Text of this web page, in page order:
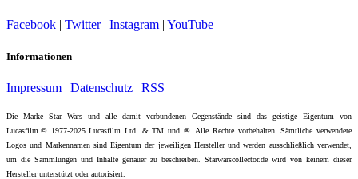
Facebook Twitter| Instagram YouTube
Informationen
Impressum | Datenschutz | RSS
Die Marke Star Wars und alle damit verbundenen Gegenstände sind das geistige Eigentum von
Lucasfilm.© 1977-2025 Lucasfilm Ltd. & TM und ®. Alle Rechte vorbehalten. Sämtliche verwendete
Logos und Markennamen sind Eigentum der jeweiligen Hersteller und werden ausschließlich verwendet,
um die Sammlungen und Inhalte genauer zu beschreiben. Starwarscollector.de wird von keinem dieser
Hersteller unterstützt oder autorisiert.